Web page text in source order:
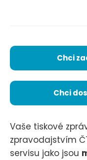
Chci
Chci
Vaše tiskové
zpravodajstvím
servisu jako jsou